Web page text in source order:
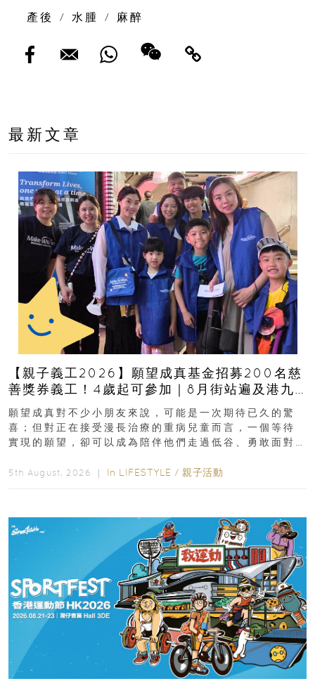
產後
/ 水腫 / 麻醉
最新文章
【親子義工2026】願望成真基金招募200名慈
善獎券義工！4歲起可參加｜8月街站遍及港九
新界
願望成真對不少小朋友來說，可能是一次期待已久的驚
喜；但對正在接受漫長治療的重病兒童而言，一個等待
實現的願望，卻可以成為陪伴他們走過低谷、勇敢面對
5th August, 2026 ｜ In LIFESTYLE / 親子活動